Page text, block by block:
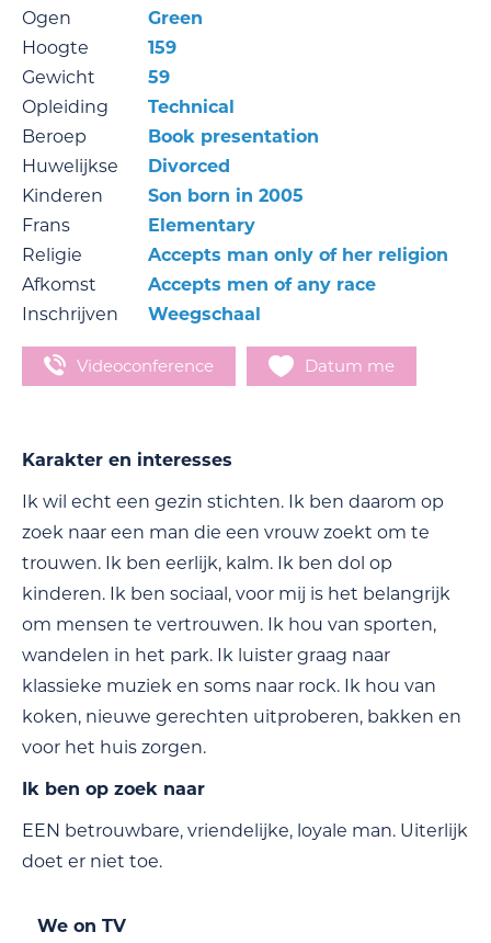
Ogen
Green
Hoogte
159
Gewicht
59
Opleiding
Technical
Beroep
Book presentation
Huwelijkse
Divorced
Kinderen
Son born in 2005
Frans
Elementary
Religie
Accepts man only of her religion
Afkomst
Accepts men of any race
Inschrijven
Weegschaal
Videoconference Datum me
Karakter en interesses
Ik wil echt een gezin stichten. Ik ben daarom op
zoek naar een man die een vrouw zoekt om te
trouwen. Ik ben eerlijk, kalm. Ik ben dol op
kinderen. Ik ben sociaal, voor mij is het belangrijk
om mensen te vertrouwen. Ik hou van sporten,
wandelen in het park. Ik luister graag naar
klassieke muziek en soms naar rock. Ik hou van
koken, nieuwe gerechten uitproberen, bakken en
voor het huis zorgen.
Ik ben op zoek naar
EEN betrouwbare, vriendelijke, loyale man. Uiterlijk
doet er niet toe.
We on TV